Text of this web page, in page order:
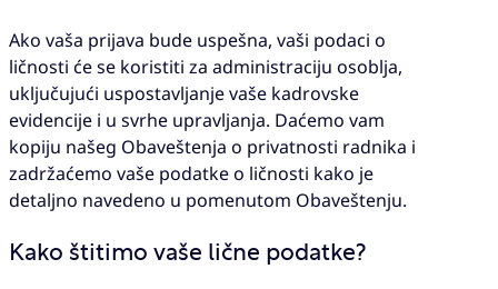
Ako vaša prijava bude uspešna, vaši podaci o
ličnosti će se koristiti za administraciju osoblja,
uključujući uspostavljanje vaše kadrovske
evidencije i u svrhe upravljanja. Daćemo vam
kopiju našeg Obaveštenja o privatnosti radnika i
zadržaćemo vaše podatke o ličnosti kako je
detaljno navedeno u pomenutom Obaveštenju.
Kako štitimo vaše lične podatke?